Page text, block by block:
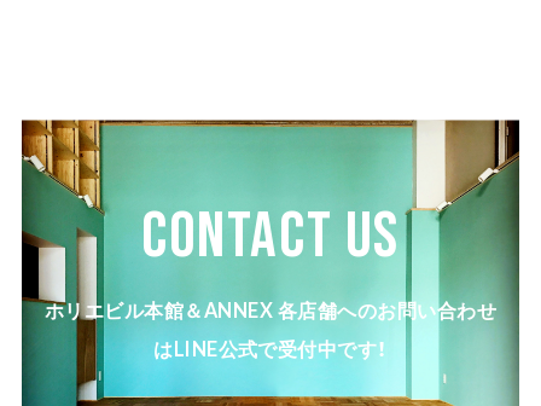
CONTACT US
ホリエビル本館＆ANNEX 各店舗へのお問い合わせ
はLINE公式で受付中です！